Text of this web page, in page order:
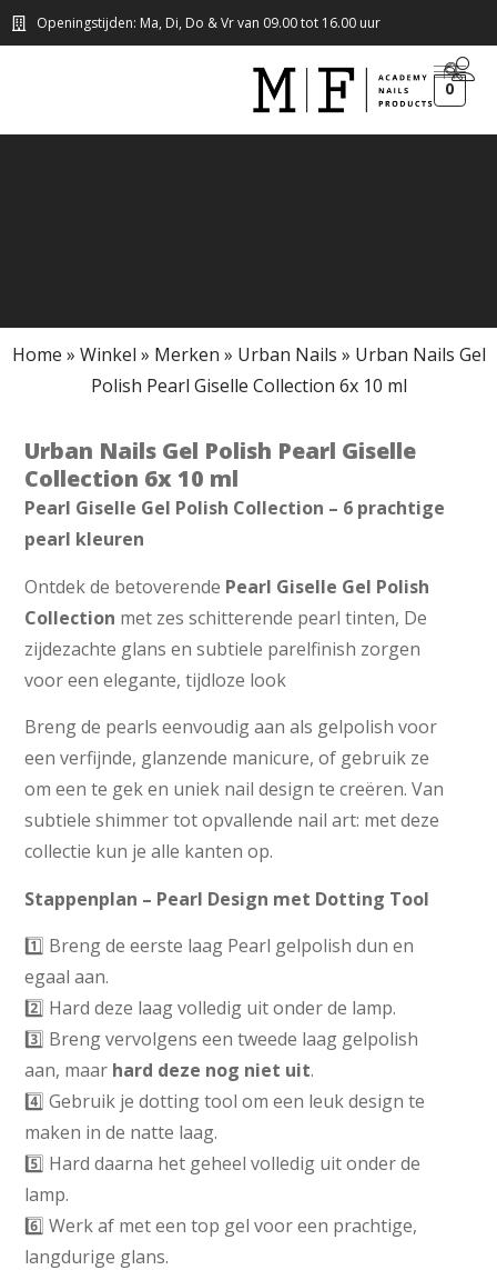
Openingstijden: Ma, Di, Do & Vr van 09.00 tot 16.00 uur
0
Home » Winkel » Merken » Urban Nails » Urban Nails Gel
Polish Pearl Giselle Collection 6x 10 ml
Urban Nails Gel Polish Pearl Giselle
Collection 6x 10 ml
Pearl Giselle Gel Polish Collection – 6 prachtige
pearl kleuren
Ontdek de betoverende Pearl Giselle Gel Polish
Collection met zes schitterende pearl tinten, De
zijdezachte glans en subtiele parelfinish zorgen
voor een elegante, tijdloze look
Breng de pearls eenvoudig aan als gelpolish voor
een verfijnde, glanzende manicure, of gebruik ze
om een te gek en uniek nail design te creëren. Van
subtiele shimmer tot opvallende nail art: met deze
collectie kun je alle kanten op.
Stappenplan – Pearl Design met Dotting Tool
1️⃣ Breng de eerste laag Pearl gelpolish dun en
egaal aan.
2️⃣ Hard deze laag volledig uit onder de lamp.
3️⃣ Breng vervolgens een tweede laag gelpolish
aan, maar hard deze nog niet uit.
4️⃣ Gebruik je dotting tool om een leuk design te
maken in de natte laag.
5️⃣ Hard daarna het geheel volledig uit onder de
lamp.
6️⃣ Werk af met een top gel voor een prachtige,
langdurige glans.